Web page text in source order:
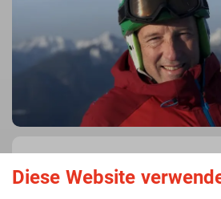
Gregor Drodofsky
Skireferent
Diese Website